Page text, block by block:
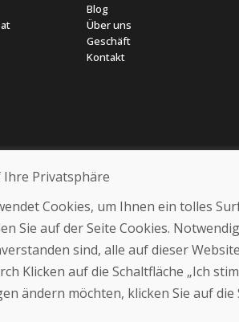
Blog
Über uns
Geschäft
Kontakt
Privatsphäre
Cookies, um Ihnen ein tolles
Sie auf der Seite Cookies.
sind, alle auf dieser
Klicken auf die Schaltfläche „Ich
ändern möchten, klicken Sie auf